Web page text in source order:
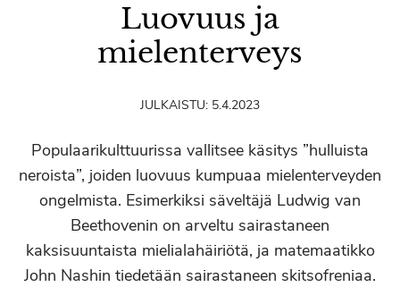
Luovuus ja
mielenterveys
JULKAISTU: 5.4.2023
Populaarikulttuurissa vallitsee käsitys ”hulluista
neroista”, joiden luovuus kumpuaa mielenterveyden
ongelmista. Esimerkiksi säveltäjä Ludwig van
Beethovenin on arveltu sairastaneen
kaksisuuntaista mielialahäiriötä, ja matemaatikko
John Nashin tiedetään sairastaneen skitsofreniaa.